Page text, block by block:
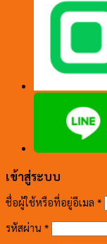
เข้าสู่ระบบ
ชื่อผู้ใช้หรือที่อยู่อีเมล *
รหัสผ่าน *